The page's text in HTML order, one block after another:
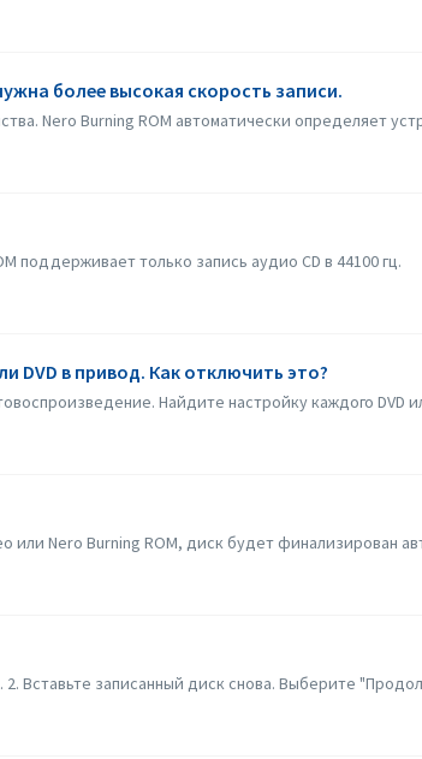
более высокая скорость записи.
Nero Burning ROM автоматически определяет
поддерживает только запись аудио CD в 44100 гц.
DVD в привод. Как отключить это?
Найдите настройку каждого DVD
или Nero Burning ROM, диск будет финализирован
Вставьте записанный диск снова. Выберите